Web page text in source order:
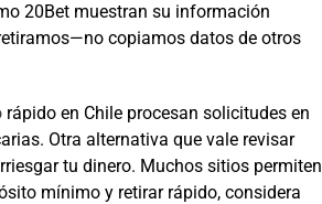
20Bet muestran su información
copiamos datos de otros
rápido en Chile procesan solicitudes en
Otra alternativa que vale revisar
tu dinero. Muchos sitios permiten
mínimo y retirar rápido, considera